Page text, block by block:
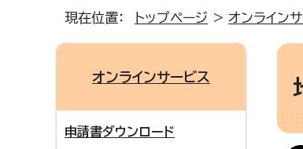
現在位置： トップページ > オンライン
オンラインサービス
申請書ダウンロード